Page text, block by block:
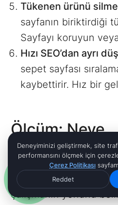
Tükenen ürünü
sayfanın biriktirdiği
Sayfayı koruyun
Hızı SEO’dan ayrı
sepet sayfası
kaybettirir. Hız bir
Ölçüm: Neye
Bakmalısınız?
E-ticaret SEO’sunda
çalışmanın yönünü
Deneyiminizi geliştirmek, site
performansını ölçmek için
Çerez Politikası
Reddet